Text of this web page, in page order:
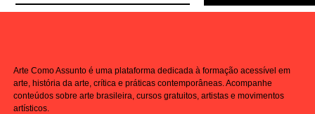
Arte Como Assunto é uma plataforma dedicada à formação acessível em
arte, história da arte, crítica e práticas contemporâneas. Acompanhe
conteúdos sobre arte brasileira, cursos gratuitos, artistas e movimentos
artísticos.